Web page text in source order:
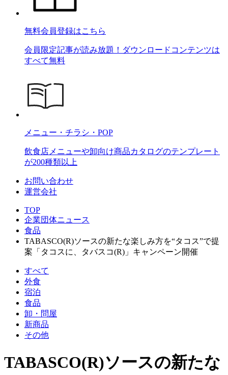
無料会員登録はこちら
会員限定記事が読み放題！ダウンロードコンテンツは
すべて無料
メニュー・チラシ・POP
飲食店メニューや卸向け商品カタログのテンプレート
が200種類以上
お問い合わせ
運営会社
TOP
企業団体ニュース
食品
TABASCO(R)ソースの新たな楽しみ方を“タコス”で提
案「タコスに、タバスコ(R)」キャンペーン開催
すべて
外食
宿泊
食品
卸・問屋
新商品
その他
TABASCO(R)ソースの新たな